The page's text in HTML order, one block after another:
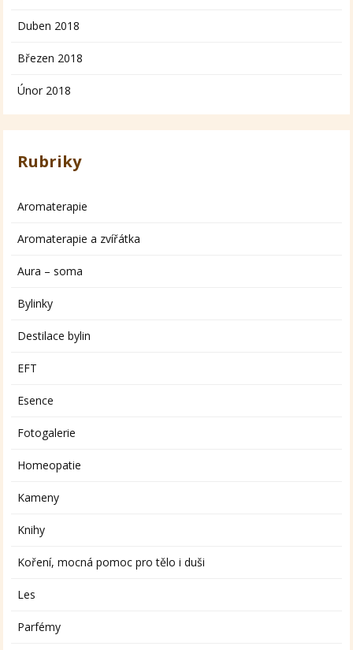
Duben 2018
Březen 2018
Únor 2018
Rubriky
Aromaterapie
Aromaterapie a zvířátka
Aura – soma
Bylinky
Destilace bylin
EFT
Esence
Fotogalerie
Homeopatie
Kameny
Knihy
Koření, mocná pomoc pro tělo i duši
Les
Parfémy